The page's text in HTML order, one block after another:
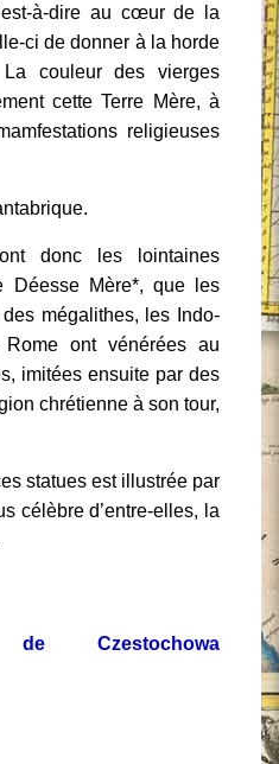
à-dire au cœur de la
ci de donner à la horde
couleur des vierges
cette Terre Mère, à
religieuses
donc les lointaines
Déesse Mère*, que les
mégalithes, les Indo-
ont vénérées au
imitées ensuite par des
chrétienne à son tour,
statues est illustrée par
célèbre d’entre-elles, la
Czestochowa